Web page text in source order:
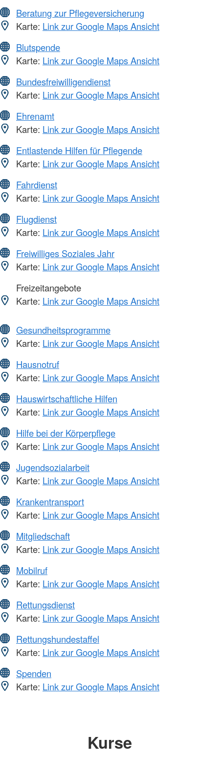
Beratung zur Pflegeversicherung
Karte: Link zur Google Maps Ansicht
Blutspende
Karte: Link zur Google Maps Ansicht
Bundesfreiwilligendienst
Karte: Link zur Google Maps Ansicht
Ehrenamt
Karte: Link zur Google Maps Ansicht
Entlastende Hilfen für Pflegende
Karte: Link zur Google Maps Ansicht
Fahrdienst
Karte: Link zur Google Maps Ansicht
Flugdienst
Karte: Link zur Google Maps Ansicht
Freiwilliges Soziales Jahr
Karte: Link zur Google Maps Ansicht
Freizeitangebote
Karte: Link zur Google Maps Ansicht
Gesundheitsprogramme
Karte: Link zur Google Maps Ansicht
Hausnotruf
Karte: Link zur Google Maps Ansicht
Hauswirtschaftliche Hilfen
Karte: Link zur Google Maps Ansicht
Hilfe bei der Körperpflege
Karte: Link zur Google Maps Ansicht
Jugendsozialarbeit
Karte: Link zur Google Maps Ansicht
Krankentransport
Karte: Link zur Google Maps Ansicht
Mitgliedschaft
Karte: Link zur Google Maps Ansicht
Mobilruf
Karte: Link zur Google Maps Ansicht
Rettungsdienst
Karte: Link zur Google Maps Ansicht
Rettungshundestaffel
Karte: Link zur Google Maps Ansicht
Spenden
Karte: Link zur Google Maps Ansicht
Kurse